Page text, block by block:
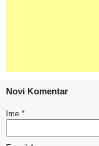
Novi Komentar
Ime *